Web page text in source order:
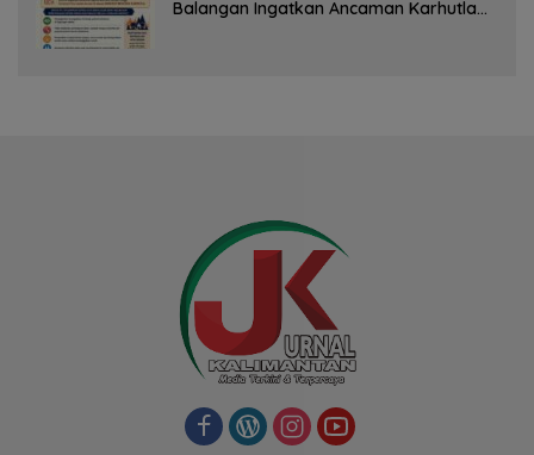
Balangan Ingatkan Ancaman Karhutla